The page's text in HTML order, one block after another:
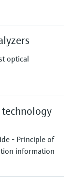
optical
technology
- Principle of
information